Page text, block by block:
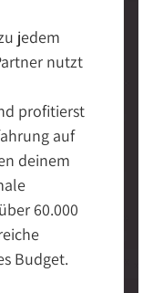
jedem
nutzt
profitierst
auf
deinem
60.000
Budget.